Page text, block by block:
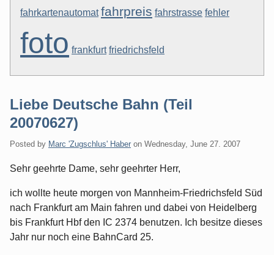
fahrkartenautomat fahrpreis fahrstrasse fehler
foto frankfurt friedrichsfeld
Liebe Deutsche Bahn (Teil
20070627)
Posted by Marc 'Zugschlus' Haber on Wednesday, June 27. 2007
Sehr geehrte Dame, sehr geehrter Herr,
ich wollte heute morgen von Mannheim-Friedrichsfeld Süd
nach Frankfurt am Main fahren und dabei von Heidelberg
bis Frankfurt Hbf den IC 2374 benutzen. Ich besitze dieses
Jahr nur noch eine BahnCard 25.